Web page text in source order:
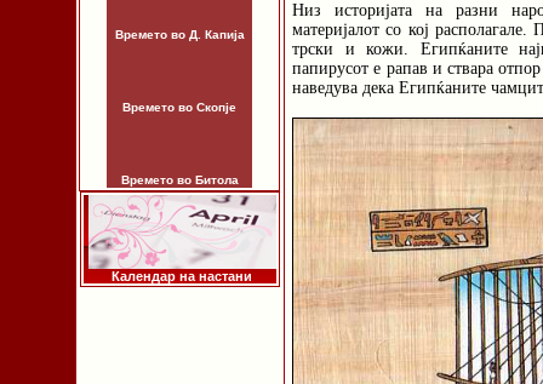
Времето во Д. Капија
Времето во Скопје
Времето во Битола
Календар на настани
Низ историјата на разни
материјалот со кој
трски и кожи. Египќаните
папирусот е рапав и ствара
наведува дека Египќаните